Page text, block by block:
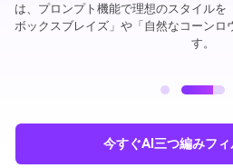
は、プロンプト機能で理想のスタイルを
ボックスブレイズ」や「自然なコーンロ
す。
今すぐAI三つ編みフ